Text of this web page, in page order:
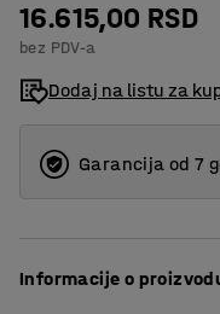
16.615,00 RSD
bez PDV-a
Dodaj na listu za
Garancija od 7
Informacije o